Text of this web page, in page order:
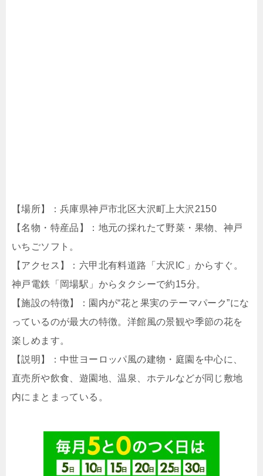
【場所】：兵庫県神戸市北区大沢町上大沢2150
【名物・特産品】：地元の採れたて野菜・果物、神戸
いちごソフト。
【アクセス】：六甲北有料道路「大沢IC」からすぐ。
神戸電鉄「岡場駅」からタクシーで約15分。
【施設の特徴】：園内が“花と果実のテーマパーク”にな
っているのが最大の特徴。洋館風の景観や季節の花を
楽しめます。
【説明】：中世ヨーロッパ風の建物・庭園を中心に、
直売所や飲食、遊園地、温泉、ホテルなどが同じ敷地
内にまとまっている。